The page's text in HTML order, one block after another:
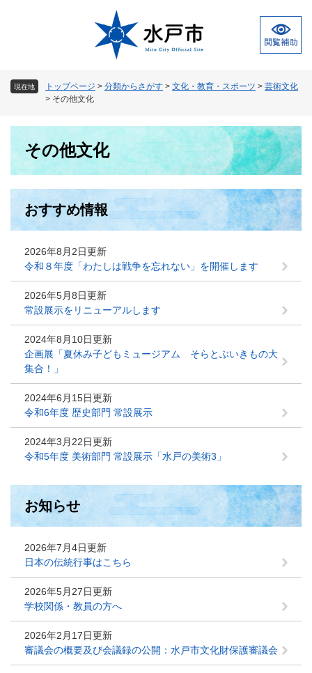
現在地 トップページ > 分類からさがす > 文化・教育・スポーツ > 芸術文化
> その他文化
その他文化
おすすめ情報
2026年8月2日更新
令和８年度「わたしは戦争を忘れない」を開催します
2026年5月8日更新
常設展示をリニューアルします
2024年8月10日更新
企画展「夏休み子どもミュージアム そらとぶいきもの大
集合！」
2024年6月15日更新
令和6年度 歴史部門 常設展示
2024年3月22日更新
令和5年度 美術部門 常設展示「水戸の美術3」
お知らせ
2026年7月4日更新
日本の伝統行事はこちら
2026年5月27日更新
学校関係・教員の方へ
2026年2月17日更新
審議会の概要及び会議録の公開：水戸市文化財保護審議会